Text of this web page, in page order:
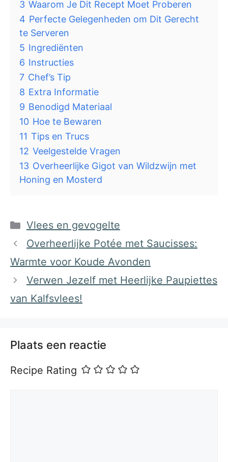
3 Waarom Je Dit Recept Moet Proberen
4 Perfecte Gelegenheden om Dit Gerecht
te Serveren
5 Ingrediënten
6 Instructies
7 Chef’s Tip
8 Extra Informatie
9 Benodigd Materiaal
10 Hoe te Bewaren
11 Tips en Trucs
12 Veelgestelde Vragen
13 Overheerlijke Gigot van Wildzwijn met
Honing en Mosterd
Categorieën
Vlees en gevogelte
Overheerlijke Potée met Saucisses:
Warmte voor Koude Avonden
Verwen Jezelf met Heerlijke Paupiettes
van Kalfsvlees!
Plaats een reactie
Recipe Rating